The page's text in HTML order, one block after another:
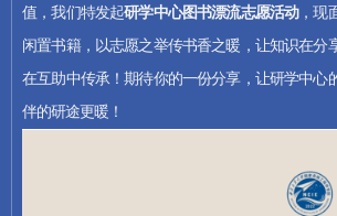
值，我们特发起研学中心图书漂流志愿活动，现
闲置书籍，以志愿之举传书香之暖，让知识在分
在互助中传承！期待你的一份分享，让研学中心
伴的研途更暖！
AI推荐